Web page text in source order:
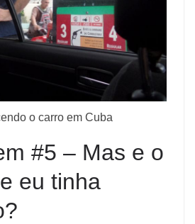
o carro em Cuba
#5 – Mas e o
eu tinha